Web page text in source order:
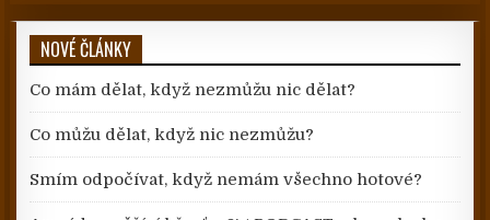
NOVÉ ČLÁNKY
Co mám dělat, když nezmůžu nic dělat?
Co můžu dělat, když nic nezmůžu?
Smím odpočívat, když nemám všechno hotové?